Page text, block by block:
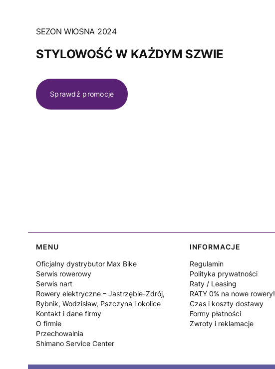
SEZON WIOSNA 2024
STYLOWOŚĆ W KAŻDYM SZWIE
Sprawdź promocje
Linki w stopce
MENU
Oficjalny dystrybutor Max Bike
Serwis rowerowy
Serwis nart
Rowery elektryczne – Jastrzębie-Zdrój,
Rybnik, Wodzisław, Pszczyna i okolice
Kontakt i dane firmy
O firmie
Przechowalnia
Shimano Service Center
INFORMACJE
Regulamin
Polityka prywatności
Raty / Leasing
RATY 0% na nowe rowery!
Czas i koszty dostawy
Formy płatności
Zwroty i reklamacje